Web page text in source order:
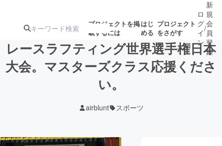
プロジェクトを掲
載するには
はじ
める
プロジェクト
をさがす
注目の新着プロ
ロ
グ
イ
ン
/
新
規
会
員
登
録
レースラフティング世界選手権日本
大会。マスターズクラス応援くださ
い。
airblunt スポーツ